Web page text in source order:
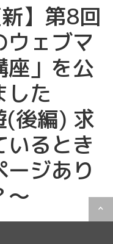
】第8回
ウェブマ
座」を公
した
(後編) 求
るとき
ージあり
～